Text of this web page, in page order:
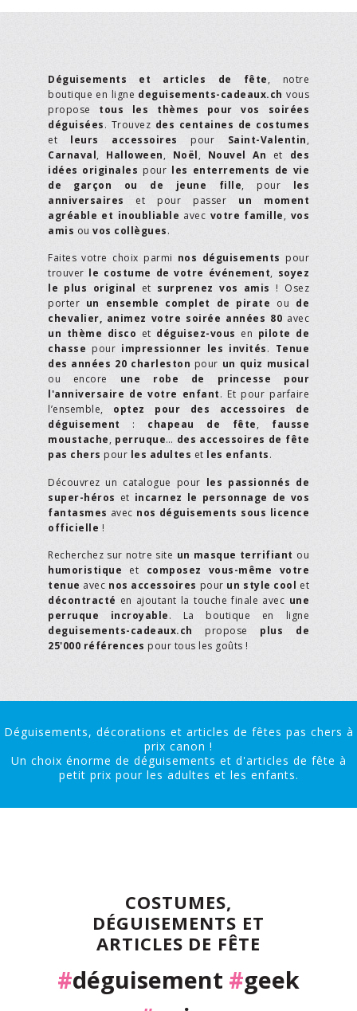
Déguisements et articles de fête, notre
boutique en ligne deguisements-cadeaux.ch vous
propose tous les thèmes pour vos soirées
déguisées. Trouvez des centaines de costumes
et leurs accessoires pour Saint-Valentin,
Carnaval, Halloween, Noël, Nouvel An et des
idées originales pour les enterrements de vie
de garçon ou de jeune fille, pour les
anniversaires et pour passer un moment
agréable et inoubliable avec votre famille, vos
amis ou vos collègues.
Faites votre choix parmi nos déguisements pour
trouver le costume de votre événement, soyez
le plus original et surprenez vos amis ! Osez
porter un ensemble complet de pirate ou de
chevalier, animez votre soirée années 80 avec
un thème disco et déguisez-vous en pilote de
chasse pour impressionner les invités. Tenue
des années 20 charleston pour un quiz musical
ou encore une robe de princesse pour
l'anniversaire de votre enfant. Et pour parfaire
l’ensemble, optez pour des accessoires de
déguisement : chapeau de fête, fausse
moustache, perruque… des accessoires de fête
pas chers pour les adultes et les enfants.
Découvrez un catalogue pour les passionnés de
super-héros et incarnez le personnage de vos
fantasmes avec nos déguisements sous licence
officielle !
Recherchez sur notre site un masque terrifiant ou
humoristique et composez vous-même votre
tenue avec nos accessoires pour un style cool et
décontracté en ajoutant la touche finale avec une
perruque incroyable. La boutique en ligne
deguisements-cadeaux.ch propose plus de
25'000 références pour tous les goûts !
Déguisements, décorations et articles de fêtes pas chers à
prix canon !
Un choix énorme de déguisements et d'articles de fête à
petit prix pour les adultes et les enfants.
COSTUMES,
DÉGUISEMENTS ET
ARTICLES DE FÊTE
#déguisement #geek